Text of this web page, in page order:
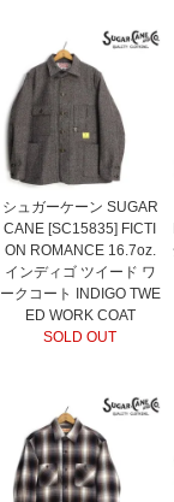
シュガーケーン SUGAR
CANE [SC15835] FICTI
ON ROMANCE 16.7oz.
インディゴ ツイード ワ
ークコート INDIGO TWE
ED WORK COAT
SOLD OUT